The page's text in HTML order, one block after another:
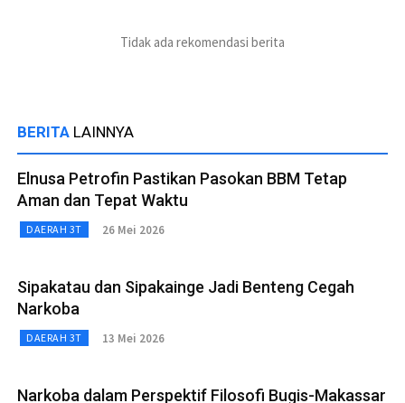
Tidak ada rekomendasi berita
BERITA LAINNYA
Elnusa Petrofin Pastikan Pasokan BBM Tetap
Aman dan Tepat Waktu
DAERAH 3T 26 Mei 2026
Sipakatau dan Sipakainge Jadi Benteng Cegah
Narkoba
DAERAH 3T 13 Mei 2026
Narkoba dalam Perspektif Filosofi Bugis-Makassar